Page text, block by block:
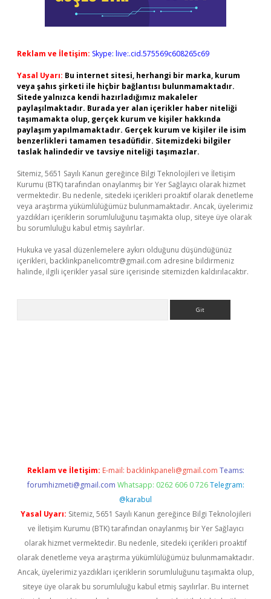
Reklam ve İletişim: Skype: live:.cid.575569c608265c69
Yasal Uyarı: Bu internet sitesi, herhangi bir marka, kurum
veya şahıs şirketi ile hiçbir bağlantısı bulunmamaktadır.
Sitede yalnızca kendi hazırladığımız makaleler
paylaşılmaktadır. Burada yer alan içerikler haber niteliği
taşımamakta olup, gerçek kurum ve kişiler hakkında
paylaşım yapılmamaktadır. Gerçek kurum ve kişiler ile isim
benzerlikleri tamamen tesadüfidir. Sitemizdeki bilgiler
taslak halindedir ve tavsiye niteliği taşımazlar.
Sitemiz, 5651 Sayılı Kanun gereğince Bilgi Teknolojileri ve İletişim
Kurumu (BTK) tarafından onaylanmış bir Yer Sağlayıcı olarak hizmet
vermektedir. Bu nedenle, sitedeki içerikleri proaktif olarak denetleme
veya araştırma yükümlülüğümüz bulunmamaktadır. Ancak, üyelerimiz
yazdıkları içeriklerin sorumluluğunu taşımakta olup, siteye üye olarak
bu sorumluluğu kabul etmiş sayılırlar.
Hukuka ve yasal düzenlemelere aykırı olduğunu düşündüğünüz
içerikleri, backlinkpanelicomtr@gmail.com adresine bildirmeniz
halinde, ilgili içerikler yasal süre içerisinde sitemizden kaldırılacaktır.
Reklam ve İletişim: E-mail: backlinkpaneli@gmail.com Teams:
forumhizmeti@gmail.com Whatsapp: 0262 606 0 726 Telegram:
@karabul
Yasal Uyarı: Sitemiz, 5651 Sayılı Kanun gereğince Bilgi Teknolojileri
ve İletişim Kurumu (BTK) tarafından onaylanmış bir Yer Sağlayıcı
olarak hizmet vermektedir. Bu nedenle, sitedeki içerikleri proaktif
olarak denetleme veya araştırma yükümlülüğümüz bulunmamaktadır.
Ancak, üyelerimiz yazdıkları içeriklerin sorumluluğunu taşımakta olup,
siteye üye olarak bu sorumluluğu kabul etmiş sayılırlar. Bu internet